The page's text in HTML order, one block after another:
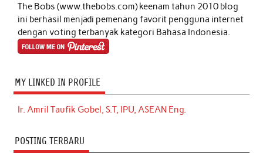
The Bobs (www.thebobs.com) keenam tahun 2010 blog
ini berhasil menjadi pemenang favorit pengguna internet
dengan voting terbanyak kategori Bahasa Indonesia.
MY LINKED IN PROFILE
Ir. Amril Taufik Gobel, S.T, IPU, ASEAN Eng.
POSTING TERBARU